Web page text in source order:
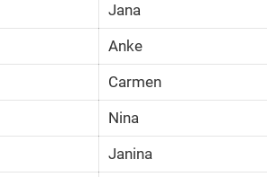
Jana
Anke
Carmen
Nina
Janina